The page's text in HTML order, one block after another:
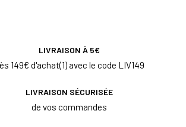
LIVRAISON À 5€
149€ d'achat(1) avec le code LIV149
LIVRAISON SÉCURISÉE
de vos commandes